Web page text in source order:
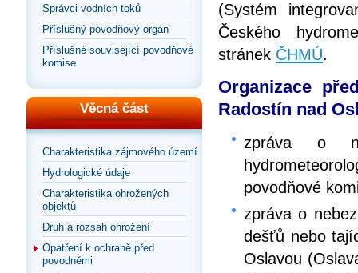
Správci vodních toků
Příslušný povodňový orgán
Příslušné související povodňové
komise
Věcná část
Charakteristika zájmového území
Hydrologické údaje
Charakteristika ohrožených
objektů
Druh a rozsah ohrožení
Opatření k ochraně před
povodněmi
(Systém
Českého
stránek ČHMÚ.
Organizace
Radostín nad
zpráva o
povodňové
zpráva o
dešťů nebo
Oslavou